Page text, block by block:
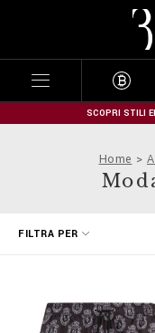
SCOPRI STILI
Home
FILTRA PER